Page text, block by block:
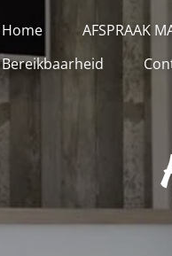
Home AFSPRAAK
Bereikbaarheid